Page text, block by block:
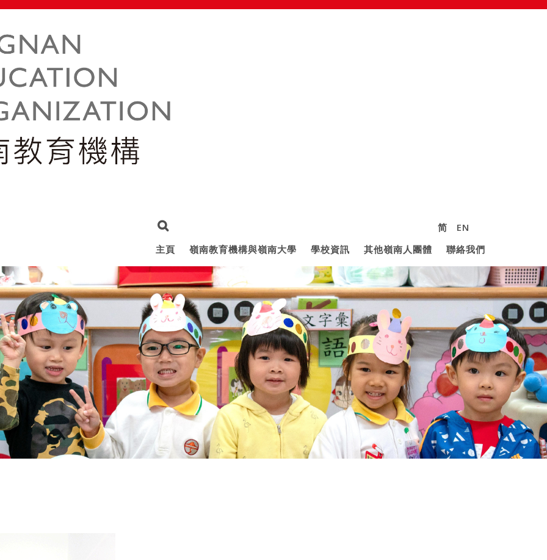
简
EN
主頁
嶺南教育機構與嶺南大學 學校資訊 其他嶺南人團體 聯絡我們